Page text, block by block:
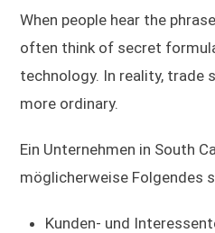
When people hear the
often think of secret
technology. In reality, trade
more ordinary.
Ein Unternehmen in South
möglicherweise Folgendes
Kunden- und